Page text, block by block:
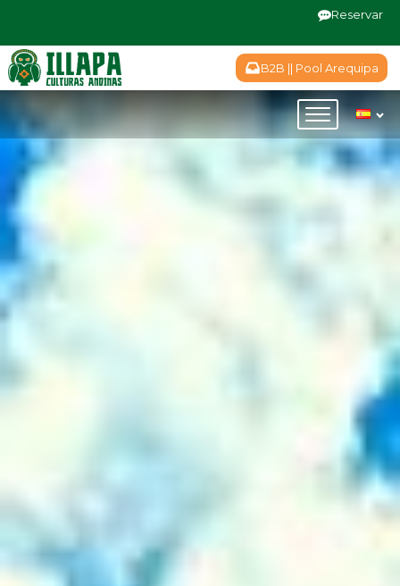
Reservar
B2B || Pool Arequipa